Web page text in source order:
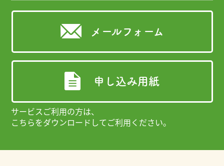
メールフォーム
申し込み用紙
サービスご利用の方は、
こちらをダウンロードしてご利用ください。